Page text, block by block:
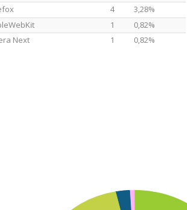
4
3,28%
1
0,82%
Next 1 0,82%